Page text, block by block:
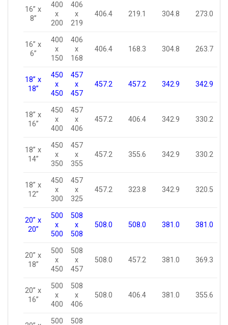
16” x
8”
400
x
200
406
x
219
406.4 219.1 304.8 273.0
16” x
6”
400
x
150
406
x
168
406.4 168.3 304.8 263.7
18” x
18”
450
x
450
457
x
457
457.2 457.2 342.9 342.9
18” x
16”
450
x
400
457
x
406
457.2 406.4 342.9 330.2
18” x
14”
450
x
350
457
x
355
457.2 355.6 342.9 330.2
18” x
12”
450
x
300
457
x
325
457.2 323.8 342.9 320.5
20” x
20”
500
x
500
508
x
508
508.0 508.0 381.0 381.0
20” x
18”
500
x
450
508
x
457
508.0 457.2 381.0 369.3
20” x
16”
500
x
400
508
x
406
508.0 406.4 381.0 355.6
500 508